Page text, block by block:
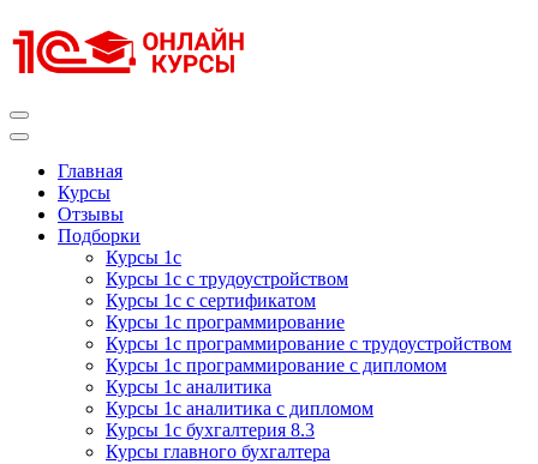
к
содержимому
Главная
Курсы
Отзывы
Подборки
Курсы 1с
Курсы 1с с трудоустройством
Курсы 1с с сертификатом
Курсы 1с программирование
Курсы 1с программирование с трудоустройством
Курсы 1с программирование с дипломом
Курсы 1с аналитика
Курсы 1с аналитика с дипломом
Курсы 1с бухгалтерия 8.3
Курсы главного бухгалтера